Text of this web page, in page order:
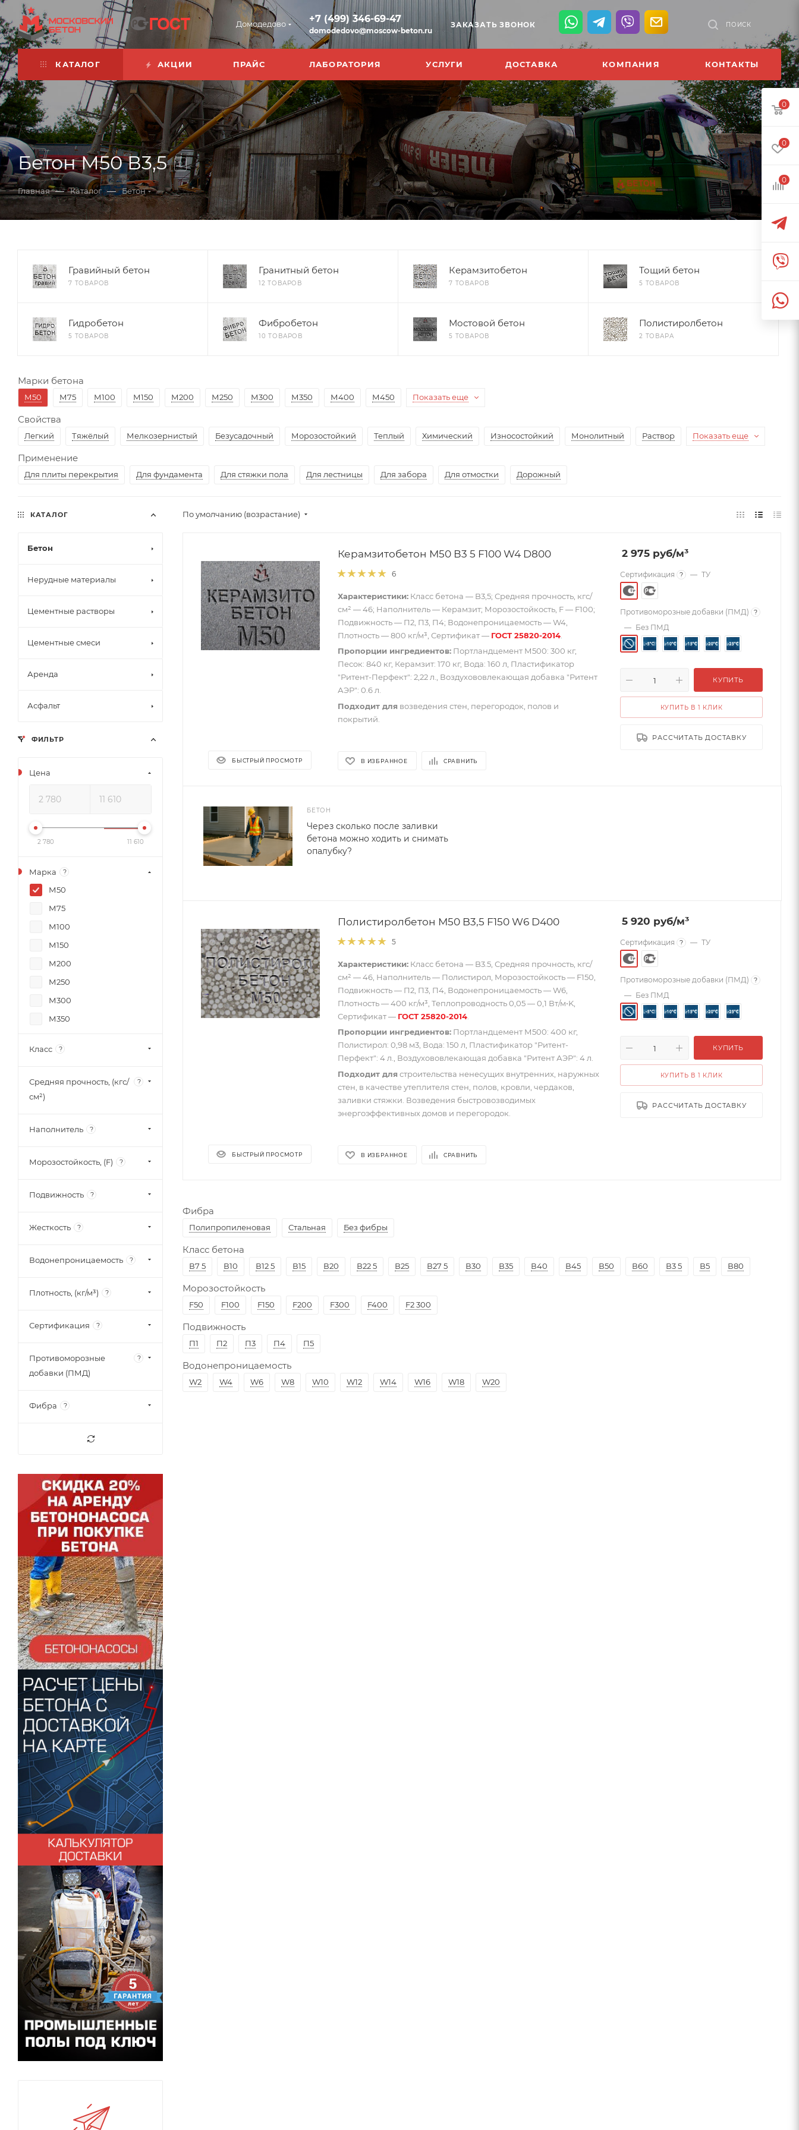
Домодедово +7 (499) 346-69-47
domodedovo@moscow-beton.ru
ЗАКАЗАТЬ ЗВОНОК ПОИСК
КАТАЛОГ АКЦИИ ПРАЙС ЛАБОРАТОРИЯ УСЛУГИ ДОСТАВКА КОМПАНИЯ КОНТАКТЫ
Бетон М50 В3,5 2
Главная — Каталог — Бетон
Гравийный бетон
7 ТОВАРОВ
Гранитный бетон
12 ТОВАРОВ
Керамзитобетон
7 ТОВАРОВ
Тощий бетон
5 ТОВАРОВ
Гидробетон
5 ТОВАРОВ
Фибробетон
10 ТОВАРОВ
Мостовой бетон
5 ТОВАРОВ
Полистиролбетон
2 ТОВАРА
Марки бетона
М50 М75 М100 М150 М200 М250 М300 М350 М400 М450 Показать еще
Свойства
Легкий Тяжёлый Мелкозернистый Безусадочный Морозостойкий Теплый Химический Износостойкий Монолитный Раствор Показать еще
Применение
Для плиты перекрытия Для фундамента Для стяжки пола Для лестницы Для забора Для отмостки Дорожный
По умолчанию (возрастание)
БЫСТРЫЙ ПРОСМОТР
Керамзитобетон М50 В3 5 F100 W4 D800
6
Характеристики: Класс бетона — B3,5; Средняя прочность, кгс/
см² — 46; Наполнитель — Керамзит; Морозостойкость, F — F100;
Подвижность — П2, П3, П4; Водонепроницаемость — W4,
Плотность — 800 кг/м³, Сертификат — ГОСТ 25820-2014
Пропорции ингредиентов: Портландцемент М500: 300 кг,
Песок: 840 кг, Керамзит: 170 кг, Вода: 160 л, Пластификатор
"Ритент-Перфект": 2,22 л., Воздухововлекающая добавка "Ритент
АЭР": 0.6 л.
Подходит для возведения стен, перегородок, полов и
покрытий.
В ИЗБРАННОЕ СРАВНИТЬ
2 975 руб/м³
Сертификация ? — ТУ
Противоморозные добавки (ПМД) ?
— Без ПМД
КУПИТЬ
КУПИТЬ В 1 КЛИК
РАССЧИТАТЬ ДОСТАВКУ
БЕТОН
Через сколько после заливки
бетона можно ходить и снимать
опалубку?
БЫСТРЫЙ ПРОСМОТР
Полистиролбетон М50 B3,5 F150 W6 D400
5
Характеристики: Класс бетона — B3.5, Средняя прочность, кгс/
см² — 46, Наполнитель — Полистирол, Морозостойкость — F150,
Подвижность — П2, П3, П4, Водонепроницаемость — W6,
Плотность — 400 кг/м³, Теплопроводность 0,05 — 0,1 Вт/м•K,
Сертификат — ГОСТ 25820-2014
Пропорции ингредиентов: Портландцемент М500: 400 кг,
Полистирол: 0,98 м3, Вода: 150 л, Пластификатор "Ритент-
Перфект": 4 л., Воздухововлекающая добавка "Ритент АЭР": 4 л.
Подходит для строительства ненесущих внутренних, наружных
стен, в качестве утеплителя стен, полов, кровли, чердаков,
заливки стяжки. Возведения быстровозводимых
энергоэффективных домов и перегородок.
В ИЗБРАННОЕ СРАВНИТЬ
5 920 руб/м³
Сертификация ? — ТУ
Противоморозные добавки (ПМД) ?
— Без ПМД
КУПИТЬ
КУПИТЬ В 1 КЛИК
РАССЧИТАТЬ ДОСТАВКУ
Фибра
Полипропиленовая Стальная Без фибры
Класс бетона
В7 5 В10 В12 5 В15 В20 В22 5 В25 В27 5 В30 В35 В40 В45 В50 В60 В3 5 В5 В80
Морозостойкость
F50 F100 F150 F200 F300 F400 F2 300
Подвижность
П1 П2 П3 П4 П5
Водонепроницаемость
W2 W4 W6 W8 W10 W12 W14 W16 W18 W20
КАТАЛОГ
Бетон
Нерудные материалы
Цементные растворы
Цементные смеси
Аренда
Асфальт
ФИЛЬТР
Цена
2 780 11 610
Марка ?
М50
М75
М100
М150
М200
М250
М300
М350
М450
М700
М1000
Класс ?
Средняя прочность, (кгс/
см²)
?
Наполнитель ?
Морозостойкость, (F) ?
Подвижность ?
Жесткость ?
Водонепроницаемость ?
Плотность, (кг/м³) ?
Сертификация ?
Противоморозные
добавки (ПМД)
?
Фибра ?
0
0
0